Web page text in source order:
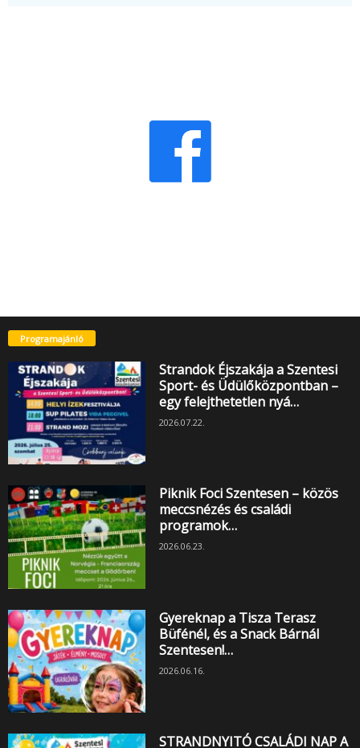
Programajánló
Strandok Éjszakája a Szentesi
Sport- és Üdülőközpontban –
egy felejthetetlen nyá…
2026.07.22.
Piknik Foci Szentesen – közös
meccsnézés és családi
programok…
2026.06.23.
Gyereknap a Tisza Terasz
Büfénél, és a Snack Bárnál
Szentesen!…
2026.06.16.
STRANDNYITÓ CSALÁDI NAP A